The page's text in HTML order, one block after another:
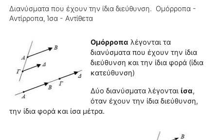
Διανύσματα που έχουν την ίδια διεύθυνση. Ομόρροπα -
Αντίρροπα, Ίσα - Αντίθετα
Ομόρροπα λέγονται τα
διανύσματα που έχουν την ίδια
διεύθυνση και την ίδια φορά (ἰδια
κατεύθυνση)
Δύο διανύσματα λέγονται ίσα,
όταν έχουν την ίδια διεύθυνση,
την ίδια φορά και ίσα μέτρα.